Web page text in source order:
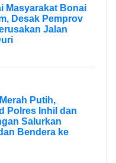
Masyarakat Bonai
Desak Pemprov
Jalan
Putih,
Polres Inhil dan
Salurkan
Bendera ke